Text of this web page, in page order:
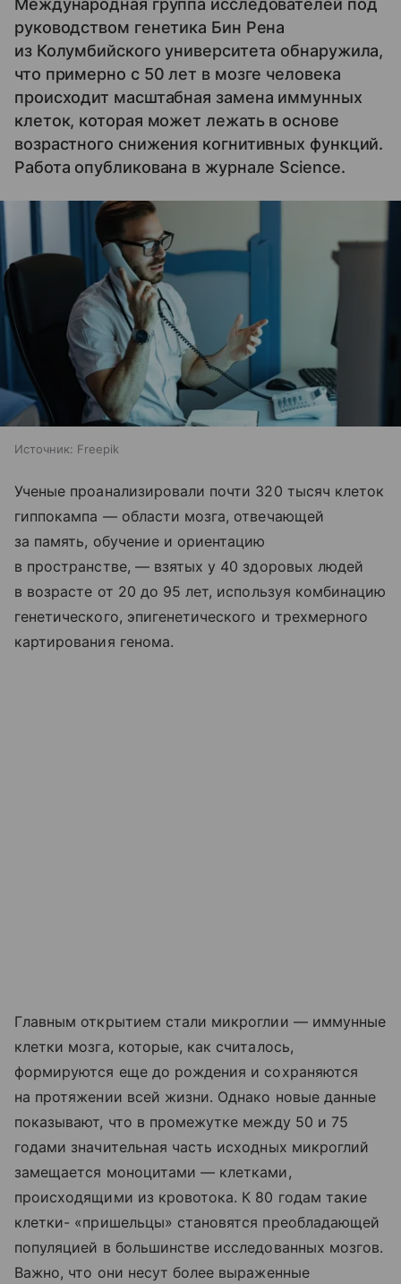
Международная группа исследователей под
руководством генетика Бин Рена
из Колумбийского университета обнаружила,
что примерно с 50 лет в мозге человека
происходит масштабная замена иммунных
клеток, которая может лежать в основе
возрастного снижения когнитивных функций.
Работа опубликована в журнале Science.
Источник: Freepik
Ученые проанализировали почти 320 тысяч клеток
гиппокампа — области мозга, отвечающей
за память, обучение и ориентацию
в пространстве, — взятых у 40 здоровых людей
в возрасте от 20 до 95 лет, используя комбинацию
генетического, эпигенетического и трехмерного
картирования генома.
Главным открытием стали микроглии — иммунные
клетки мозга, которые, как считалось,
формируются еще до рождения и сохраняются
на протяжении всей жизни. Однако новые данные
показывают, что в промежутке между 50 и 75
годами значительная часть исходных микроглий
замещается моноцитами — клетками,
происходящими из кровотока. К 80 годам такие
клетки- «пришельцы» становятся преобладающей
популяцией в большинстве исследованных мозгов.
Важно, что они несут более выраженные